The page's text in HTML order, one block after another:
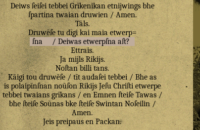
Deiws ſeiſei tebbei Grīkenikan etnijwings bhe
ſpartina twaian druwien/Amen.
Tāls.
Druwēſe tu dīgi kai maia etwerp=
ſna
/ Deiwas etwerpſna aſt?
Ettrais.
Ja mijls Rikijs.
Noſtan billi tans.
Kāigi tou druwēſe/tīt audaſei tebbei/Bhe as
is polaipīnſnan noūſon Rikijs Jeſu Chriſti etwerpe
tebbei twaians grīkans/en Emnen ſteiſe Tawas/
bhe ſteiſe Soūnas bke ſteiſe Swintan Noſeilin/
Amen.
Jeis preipaus en Packan.